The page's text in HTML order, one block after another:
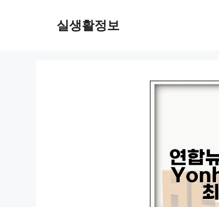
실생활정보